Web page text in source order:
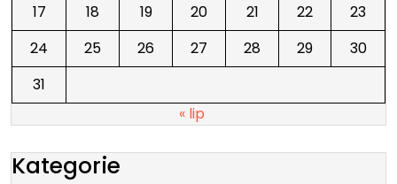
17
18 19 20 21 22
23
24
25 26 27 28 29
30
31
« lip
Kategorie